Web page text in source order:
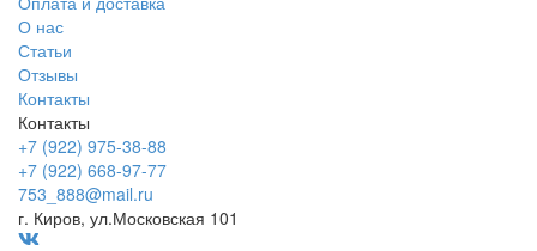
О нас
Статьи
Отзывы
Контакты
Контакты
+7 (922) 975-38-88
+7 (922) 668-97-77
753_888@mail.ru
г. Киров, ул.Московская 101